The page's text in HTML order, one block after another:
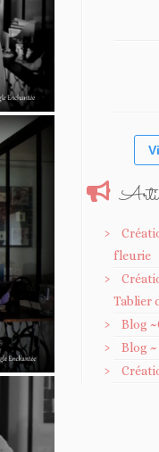
fleurie
Tablier
Blog
Blog